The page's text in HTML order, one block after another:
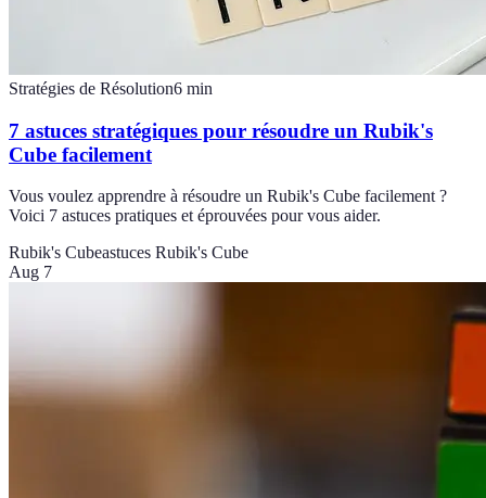
Stratégies de Résolution6 min
7 astuces stratégiques pour résoudre un Rubik's
Cube facilement
Vous voulez apprendre à résoudre un Rubik's Cube facilement ?
Voici 7 astuces pratiques et éprouvées pour vous aider.
Rubik's Cubeastuces Rubik's Cube
Aug 7